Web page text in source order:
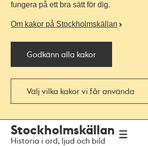
fungera på ett bra sätt för dig.
Om kakor på Stockholmskällan
Godkänn alla kakor
Välj vilka kakor vi får använda
navigationen
huvudinnehållet
Stockholmskällan
Historia i ord, ljud och bild